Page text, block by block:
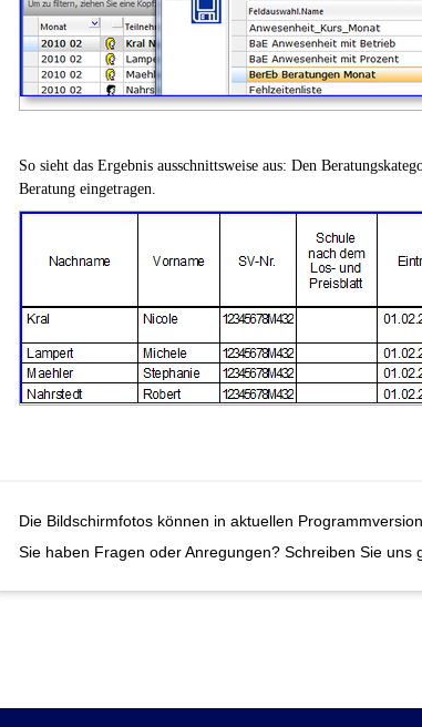
So sieht das Ergebnis ausschnittsweise aus: Den
Beratung eingetragen.
Die Bildschirmfotos können in aktuellen
Sie haben Fragen oder Anregungen? Schreiben Sie uns